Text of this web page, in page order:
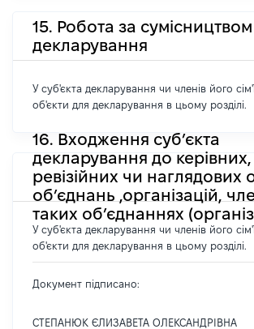
15. Робота за сумісництвом
декларування
У суб'єкта декларування чи членів його сім'ї
об'єкти для декларування в цьому розділі.
16. Входження суб’єкта
декларування до керівних,
ревізійних чи наглядових
об’єднань ,організацій,
таких об’єднаннях
У суб'єкта декларування чи членів його сім'ї
об'єкти для декларування в цьому розділі.
Документ підписано:
СТЕПАНЮК ЄЛИЗАВЕТА ОЛЕКСАНДРІВНА